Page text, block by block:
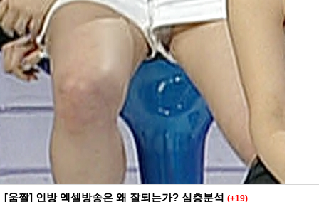
[움짤] 인방 엑셀방송은 왜 잘되는가? 심층분석 (+19)